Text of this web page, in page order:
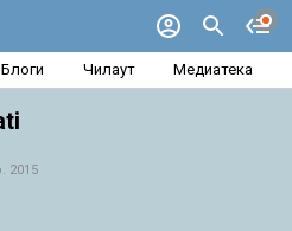
Блоги Чилаут Медиатека
2015